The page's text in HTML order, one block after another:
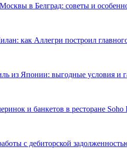
в Белград: советы и
как Аллегри построил
из Японии: выгодные условия и
и банкетов в ресторане Soho
с дебиторской